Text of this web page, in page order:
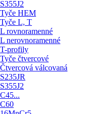
S355J2
Tyče HEM
Tyče L, T
L rovnoramenné
L nerovnoramenné
T-profily
Tyče čtvercové
Čtvercová válcovaná
S235JR
S355J2
C45...
C60